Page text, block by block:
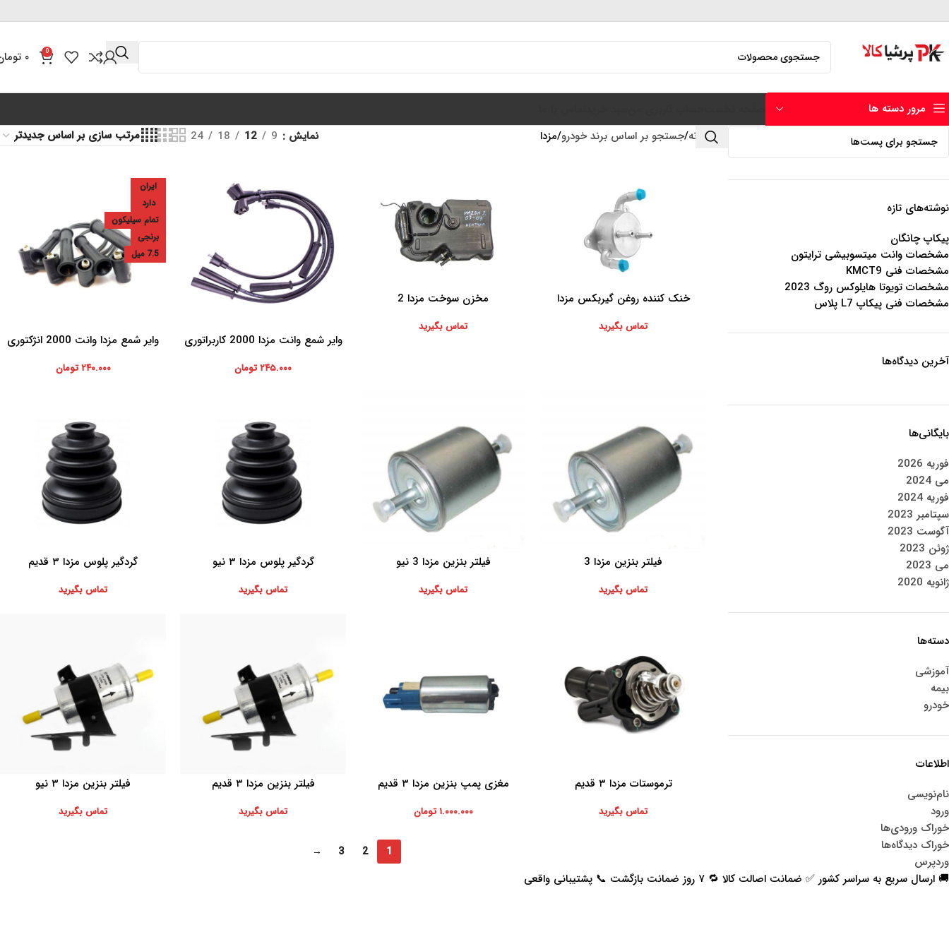
0 ۰
مرور دسته ها
نوشته‌های تازه
پیکاپ چانگان
مشخصات وانت میتسوبیشی ترایتون
مشخصات فنی KMCT9
مشخصات تویوتا هایلوکس روگ 2023
مشخصات فنی پیکاپ L7 پلاس
آخرین دیدگاه‌ها
بایگانی‌ها
فوریه 2026
می 2024
فوریه 2024
سپتامبر 2023
آگوست 2023
ژوئن 2023
می 2023
ژانویه 2020
دسته‌ها
آموزشی
بیمه
خودرو
اطلاعات
نام‌نویسی
ورود
خوراک ورودی‌ها
خوراک دیدگاه‌ها
وردپرس
خانه جستجو بر اساس برند خودرو مزدا نمایش 9
12
18
24
اطلاعات بیشتر
خنک کننده روغن گیربکس مزدا
تماس بگیرید
اطلاعات بیشترمخزن سوخت مزدا 2
تماس بگیرید
افزودن به سبد خرید
وایر شمع وانت مزدا 2000 کاربراتوری
۲۴۵.۰۰۰تومان
ایران
دارد
تمام سیلیکون
برنجی
7.5 میل
افزودن به سبد خرید
وایر شمع مزدا وانت 2000 انژکتوری
۲۴۰.۰۰۰ تومان
اطلاعات بیشترفیلتر بنزین مزدا 3
تماس بگیرید
اطلاعات بیشترفیلتر بنزین مزدا 3 نیو
تماس بگیرید
اطلاعات بیشترگردگیر پلوس مزدا ۳ نیو
تماس بگیرید
اطلاعات بیشتر
گردگیر پلوس مزدا ۳ قدیم
تماس بگیرید
اطلاعات بیشترترموستات مزدا ۳ قدیم
تماس بگیرید
افزودن به سبد خرید
مغزی پمپ بنزین مزدا ۳ قدیم
۱.۰۰۰.۰۰۰تومان
اطلاعات بیشترفیلتر بنزین مزدا ۳ قدیم
تماس بگیرید
اطلاعات بیشترفیلتر بنزین مزدا ۳ نیو
تماس بگیرید
1
2
3
→
🚚 ارسال سریع به سراسر کشور ✅ ضمانت اصالت کالا 🔁 ۷ روز ضمانت بازگشت 📞 پشتیبانی واقعی